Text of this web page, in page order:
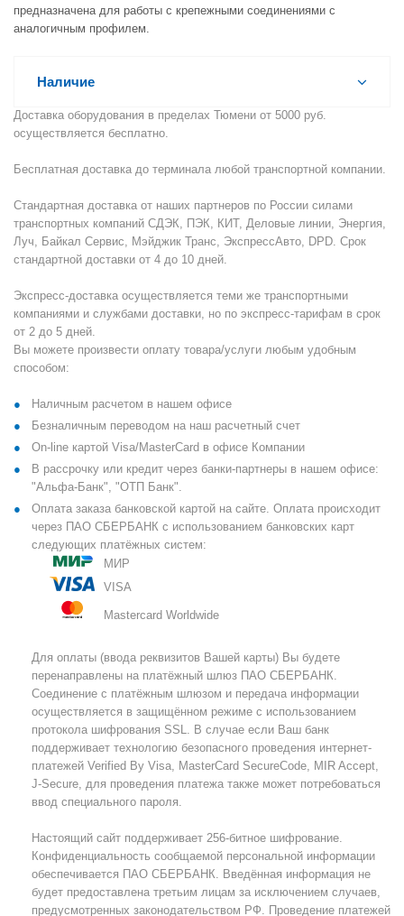
предназначена для работы с крепежными соединениями с
аналогичным профилем.
Наличие
Доставка оборудования в пределах Тюмени от 5000 руб.
осуществляется бесплатно.
Бесплатная доставка до терминала любой транспортной компании.
Стандартная доставка от наших партнеров по России силами
транспортных компаний СДЭК, ПЭК, КИТ, Деловые линии, Энергия,
Луч, Байкал Сервис, Мэйджик Транс, ЭкспрессАвто, DPD. Срок
стандартной доставки от 4 до 10 дней.
Экспресс-доставка осуществляется теми же транспортными
компаниями и службами доставки, но по экспресс-тарифам в срок
от 2 до 5 дней.
Вы можете произвести оплату товара/услуги любым удобным
способом:
Наличным расчетом в нашем офисе
Безналичным переводом на наш расчетный счет
On-line картой Visa/MasterCard в офисе Компании
В рассрочку или кредит через банки-партнеры в нашем офисе:
"Альфа-Банк", "ОТП Банк".
Оплата заказа банковской картой на сайте. Оплата происходит
через ПАО СБЕРБАНК с использованием банковских карт
следующих платёжных систем:
МИР
VISA
Mastercard Worldwide
Для оплаты (ввода реквизитов Вашей карты) Вы будете
перенаправлены на платёжный шлюз ПАО СБЕРБАНК.
Соединение с платёжным шлюзом и передача информации
осуществляется в защищённом режиме с использованием
протокола шифрования SSL. В случае если Ваш банк
поддерживает технологию безопасного проведения интернет-
платежей Verified By Visa, MasterCard SecureCode, MIR Accept,
J-Secure, для проведения платежа также может потребоваться
ввод специального пароля.
Настоящий сайт поддерживает 256-битное шифрование.
Конфиденциальность сообщаемой персональной информации
обеспечивается ПАО СБЕРБАНК. Введённая информация не
будет предоставлена третьим лицам за исключением случаев,
предусмотренных законодательством РФ. Проведение платежей